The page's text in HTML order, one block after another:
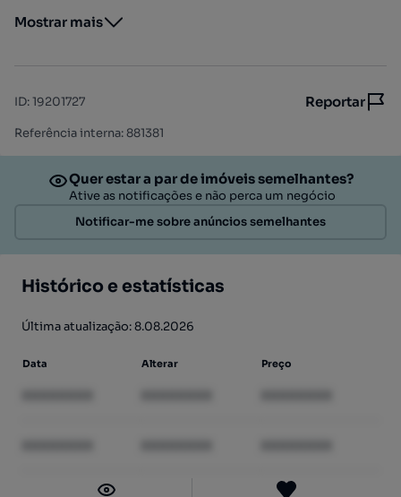
Mostrar mais
ID:19201727 Reportar
Referência interna: 881381
Quer estar a par de imóveis semelhantes?
Ative as notificações e não perca um negócio
Notificar-me sobre anúncios semelhantes
Histórico e estatísticas
Última atualização: 8.08.2026
Data Alterar Preço